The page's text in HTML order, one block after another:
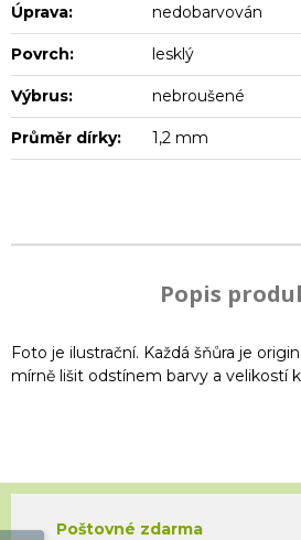
Úprava: nedobarvován
Povrch: lesklý
Výbrus: nebroušené
Průměr dírky: 1,2 mm
Popis
Foto je ilustrační. Každá šňůra je
mírně lišit odstínem barvy a velikostí
Poštovné zdarma